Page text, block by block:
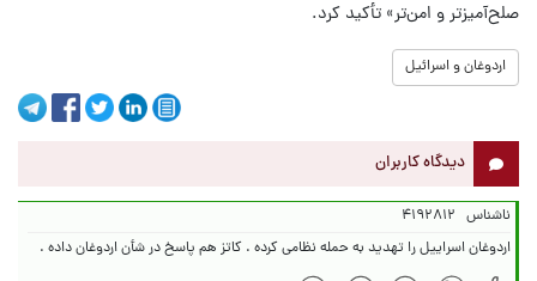
صلح‌آمیزتر و امن‌تر» تأکید کرد.
اردوغان و اسرائیل
دیدگاه کاربران
ناشناس ۴۱۹۲۸۱۲
اردوغان اسراییل را تهدید به حمله نظامی کرده . کاتز هم پاسخ در شأن اردوغان داده .